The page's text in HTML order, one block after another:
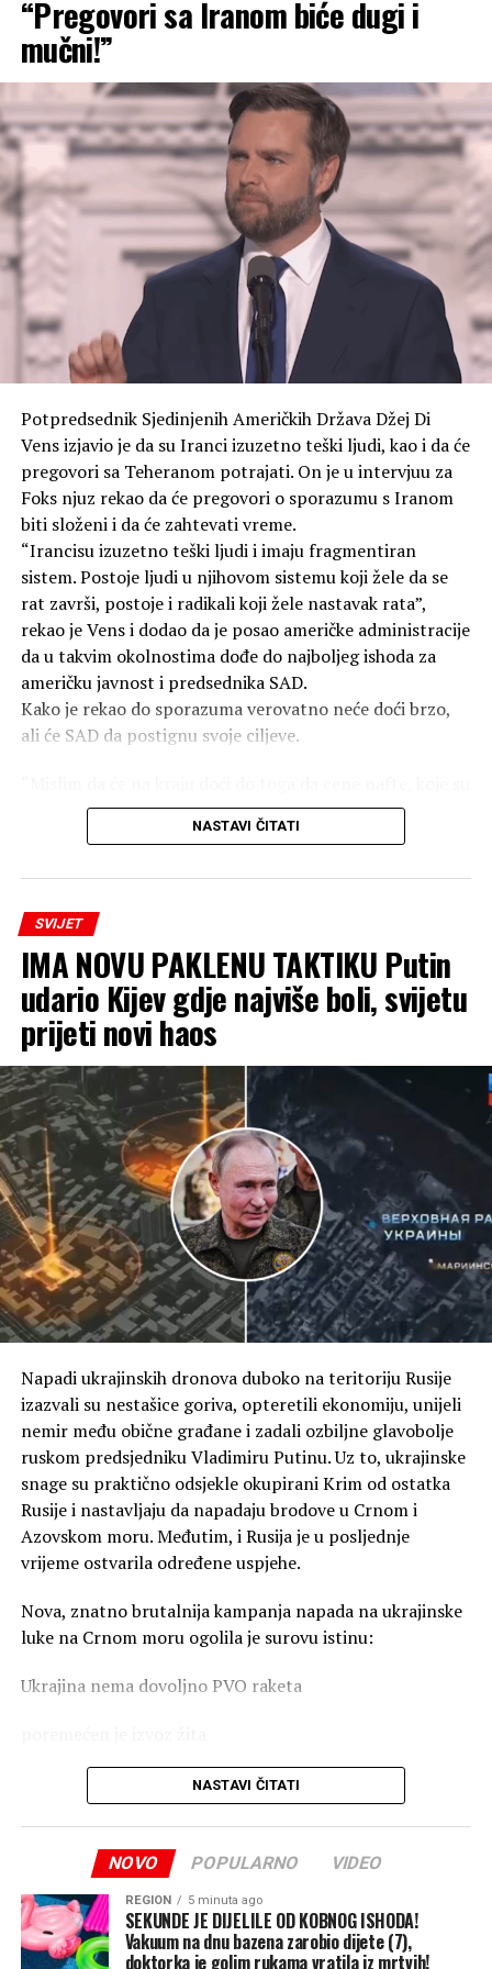
Japanski premijer Sanae Takaiči takođe nije pomenula
SAD u svom obraćanju. Ona je obećala da će Japan
nastaviti da čini sve što je moguće da stvori svijet bez
nuklearnog oružja. – Ne smijemo prestati da se krećemo
ovim putem – naglasila je ona i pozvala na nuklearno
razoružanje. Ona je izrazila nadu da svijet nikada neće
vidjeti treći grad koji je pretrpio atomsko
bombardovanje.
Japanski zvaničnici uglavnom ne ističu u javnim
govorima da su SAD izvršile napade na gradove Hirošimu
i Nagasaki, navodi TASS.
Američke snage izvele su napade atomskim oružjem sa
To ostaju jedini slučajevi upotrebe nuklearnog oružja u
ratovanju u ljudskoj istoriji. Prema različitim
procjenama, bomba bačena na Hirošimu 6. avgusta 1945.
godine ubila je između 70.000 i 100.000 ljudi na sam dan
eksplozije.
Do kraja 1945. godine, broj žrtava porastao je na
140.000, jer su ljudi umirali u bolnicama od zadobijenih
povreda i izloženosti zračenju. Ukupan broj žrtava
bombardovanja sada prelazi 350.000.
SAD i dalje ne priznaju moralnu odgovornost za
atomska bombardovanja, pravdajući svoje postupke kao
“Pregovori sa Iranom biće dugi i
mučni!”
Potpredsednik Sjedinjenih Američkih Država Džej Di
Vens izjavio je da su Iranci izuzetno teški ljudi, kao i da će
pregovori sa Teheranom potrajati. On je u intervjuu za
Foks njuz rekao da će pregovori o sporazumu s Iranom
biti složeni i da će zahtevati vreme.
“Irancisu izuzetno teški ljudi i imaju fragmentiran
sistem. Postoje ljudi u njihovom sistemu koji žele da se
rat završi, postoje i radikali koji žele nastavak rata”,
rekao je Vens i dodao da je posao američke administracije
da u takvim okolnostima dođe do najboljeg ishoda za
američku javnost i predsednika SAD.
Kako je rekao do sporazuma verovatno neće doći brzo,
ali će SAD da postignu svoje ciljeve.
danas bile 79 dolara, padnu i ostanu niske. Iran nikada
neće imati nuklearno oružje, a SAD će biti u jačoj
Dodao je i da ne bi trebalo da se donose zaključci o
ishodu pregovora dok oni još traju, ali da će SAD
nastaviti da se oslanja na vojni pritisak, ekonomske mere
i diplomatiju kako bi postigle svoje ciljeve.
“Mi smo nekako usred igre i i ljudi pokušavaju da
predvide kako će se ona odvijati. Mogu da vam kažem da
će to ići na način dobar po SAD”, rekao je on.
(Tanjug)
NASTAVI ČITATI
SVIJET
IMA NOVU PAKLENU TAKTIKU Putin
udario Kijev gdje najviše boli, svijetu
prijeti novi haos
Napadi ukrajinskih dronova duboko na teritoriju Rusije
izazvali su nestašice goriva, opteretili ekonomiju, unijeli
nemir među obične građane i zadali ozbiljne glavobolje
ruskom predsjedniku Vladimiru Putinu. Uz to, ukrajinske
snage su praktično odsjekle okupirani Krim od ostatka
Rusije i nastavljaju da napadaju brodove u Crnom i
Azovskom moru. Međutim, i Rusija je u posljednje
vrijeme ostvarila određene uspjehe.
Nova, znatno brutalnija kampanja napada na ukrajinske
luke na Crnom moru ogolila je surovu istinu:
Ukrajina nema dovoljno PVO raketa
skresani su prihodi države
zaustavljene isporuke oružja ukrajinskoj vojsci
Poljoprivreda čini čak 60 odsto ukupnog robnog izvoza
Ukrajine, pa ovi ruski napadi stižu u najgorem mogućem
trenutku – baš kada se poljoprivrednici spremaju za
žetvu. Ako ova blokada potraje, Rusija bi mogla da
NASTAVI ČITATI
NOVO POPULARNO VIDEO
REGION 5 minuta ago
SEKUNDE JE DIJELILE OD KOBNOG ISHODA!
Vakuum na dnu bazena zarobio dijete (7),
doktorka je golim rukama vratila iz mrtvih!